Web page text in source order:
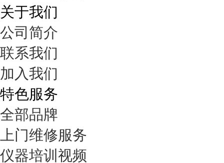
关于我们
公司简介
联系我们
加入我们
特色服务
全部品牌
上门维修服务
仪器培训视频